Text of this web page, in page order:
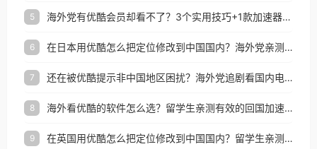
5 海外党有优酷会员却看不了？3个实用技巧+1款加速器解决追剧&金融APP难题
6 在日本用优酷怎么把定位修改到中国国内？海外党亲测有效的回国加速指南
7 还在被优酷提示非中国地区困扰？海外党追剧看国内电影的正确打开方式
8 海外看优酷的软件怎么选？留学生亲测有效的回国加速方案
9 在英国用优酷怎么把定位修改到中国国内？留学生亲测有效的回国加速方案